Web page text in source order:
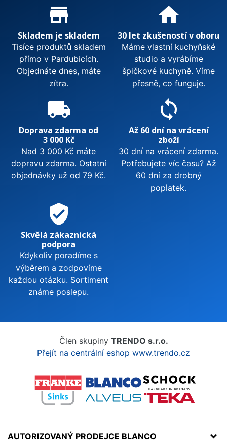
Proč nakupovat u nás?
store_mall_directory
Skladem je skladem
Tisíce produktů skladem
přímo v Pardubicích.
Objednáte dnes, máte
zítra.
home
30 let zkušeností v oboru
Máme vlastní kuchyňské
studio a vyrábíme
špičkové kuchyně. Víme
přesně, co funguje.
local_shipping
Doprava zdarma od
3 000 Kč
Nad 3 000 Kč máte
dopravu zdarma. Ostatní
objednávky už od 79 Kč.
sync
Až 60 dní na vrácení
zboží
30 dní na vrácení zdarma.
Potřebujete víc času? Až
60 dní za drobný
poplatek.
verified_user
Skvělá zákaznická
podpora
Kdykoliv poradíme s
výběrem a zodpovíme
každou otázku. Sortiment
známe poslepu.
Člen skupiny TRENDO s.r.o.
Přejít na centrální eshop www.trendo.cz
AUTORIZOVANÝ PRODEJCE BLANCO